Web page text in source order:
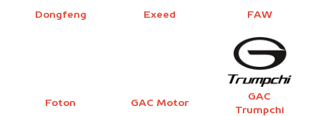
Dongfeng Exeed FAW
Foton GAC Motor
GAC
Trumpchi